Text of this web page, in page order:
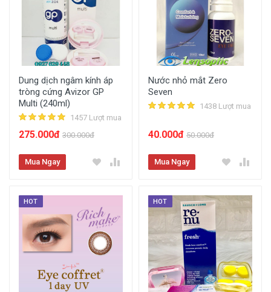
Dung dịch ngâm kính áp
tròng cứng Avizor GP
Multi (240ml)
1457 Lượt mua
275.000đ 300.000đ
Mua Ngay
Nước nhỏ mắt Zero
Seven
1438 Lượt mua
40.000đ 50.000đ
Mua Ngay
HOT HOT